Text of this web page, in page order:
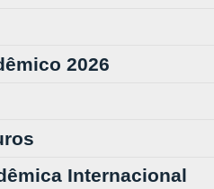
2026
Internacional